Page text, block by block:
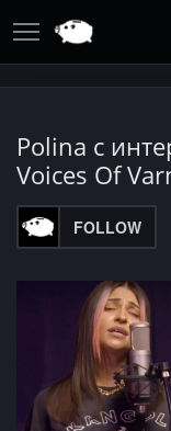
Polina с
Voices Of
FOLLOW